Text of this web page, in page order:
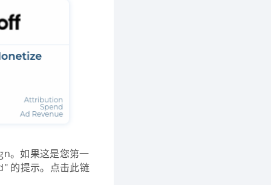
。如果这是您第一
的提示。点击此链